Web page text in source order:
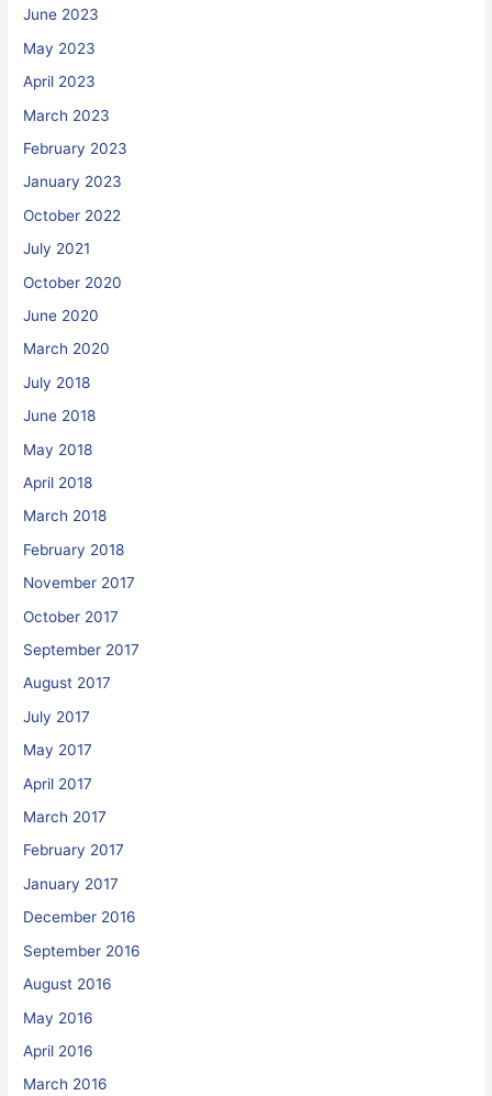
June 2023
May 2023
April 2023
March 2023
February 2023
January 2023
October 2022
July 2021
October 2020
June 2020
March 2020
July 2018
June 2018
May 2018
April 2018
March 2018
February 2018
November 2017
October 2017
September 2017
August 2017
July 2017
May 2017
April 2017
March 2017
February 2017
January 2017
December 2016
September 2016
August 2016
May 2016
April 2016
March 2016